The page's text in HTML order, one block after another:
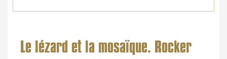
Le lézard et la mosaïque. Rocker